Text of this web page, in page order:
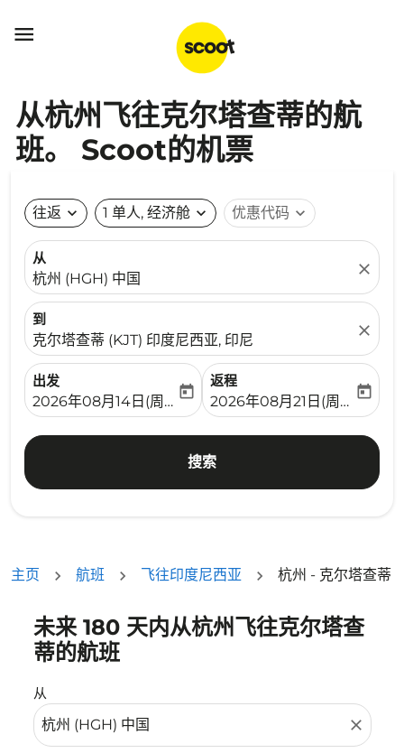

从杭州飞往克尔塔查蒂的航
班。 Scoot的机票
往返 expand_more 1 单人, 经济舱 expand_more 优惠代码 expand_more
从
杭州 (HGH) 中国
close
到
克尔塔查蒂 (KJT) 印度尼西亚, 印尼
close
出发
fc-booking-departure-date-aria-label
2026年08月14日(周五)
today
返程
fc-booking-return-date-
2026年08月21日(周五)
today
搜索
主页 航班 飞往印度尼西亚 杭州 - 克尔塔查蒂
未来 180 天内从杭州飞往克尔塔查
蒂的航班
从
close
没有符合您的筛选条件的机票。请调整您的筛选条件。